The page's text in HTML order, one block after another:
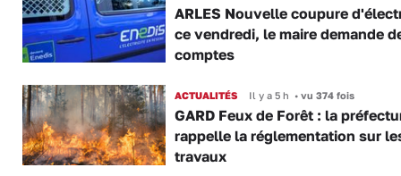
ARLES Nouvelle coupure
ce vendredi, le maire demande
comptes
ACTUALITÉS Il y a 5 h •vu 374 fois
GARD Feux de Forêt : la
rappelle la réglementation sur
travaux